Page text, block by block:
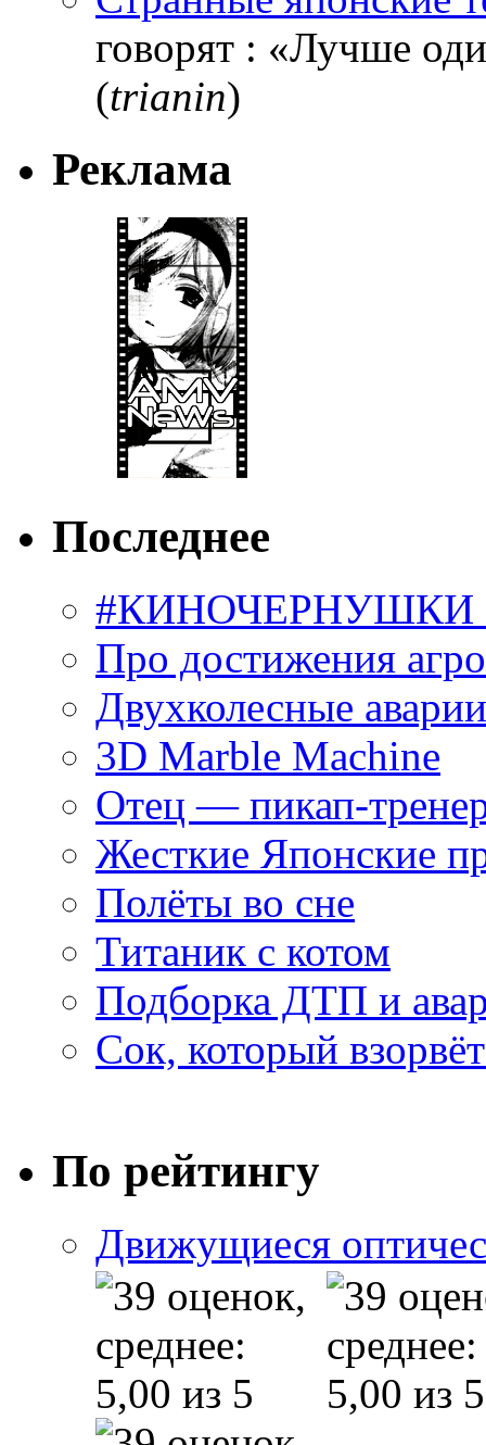
говорят : «Лучше
(trianin)
Реклама
Последнее
#КИНОЧЕРНУШКИ
Про достижения
Двухколесные
3D Marble Machine
Отец — пикап-
Жесткие Японские
Полёты во сне
Титаник с котом
Подборка ДТП и
Сок, который
По рейтингу
Движущиеся